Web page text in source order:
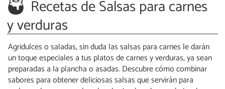
Recetas de Salsas para carnes
y verduras
Agridulces o saladas, sin duda las salsas para carnes le darán
un toque especiales a tus platos de carnes y verduras, ya sean
preparadas a la plancha o asadas. Descubre cómo combinar
sabores para obtener deliciosas salsas que servirán para